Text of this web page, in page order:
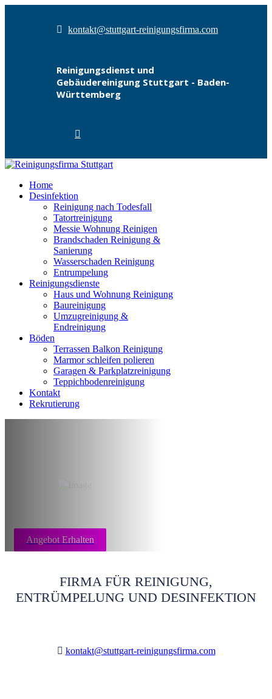
kontakt@stuttgart-reinigungsfirma.com
Reinigungsdienst und
Gebäudereinigung Stuttgart - Baden-
Württemberg
Home
Desinfektion
Reinigung nach Todesfall
Tatortreinigung
Messie Wohnung Reinigen
Brandschaden Reinigung &
Sanierung
Wasserschaden Reinigung
Entrumpelung
Reinigungsdienste
Haus und Wohnung Reinigung
Baureinigung
Umzugreinigung &
Endreinigung
Böden
Terrassen Balkon Reinigung
Marmor schleifen polieren
Garagen & Parkplatzreinigung
Teppichbodenreinigung
Kontakt
Rekrutierung
Angebot Erhalten
FIRMA FÜR REINIGUNG,
ENTRÜMPELUNG UND DESINFEKTION
kontakt@stuttgart-reinigungsfirma.com